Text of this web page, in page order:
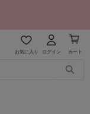
お気に入り ログイン カート